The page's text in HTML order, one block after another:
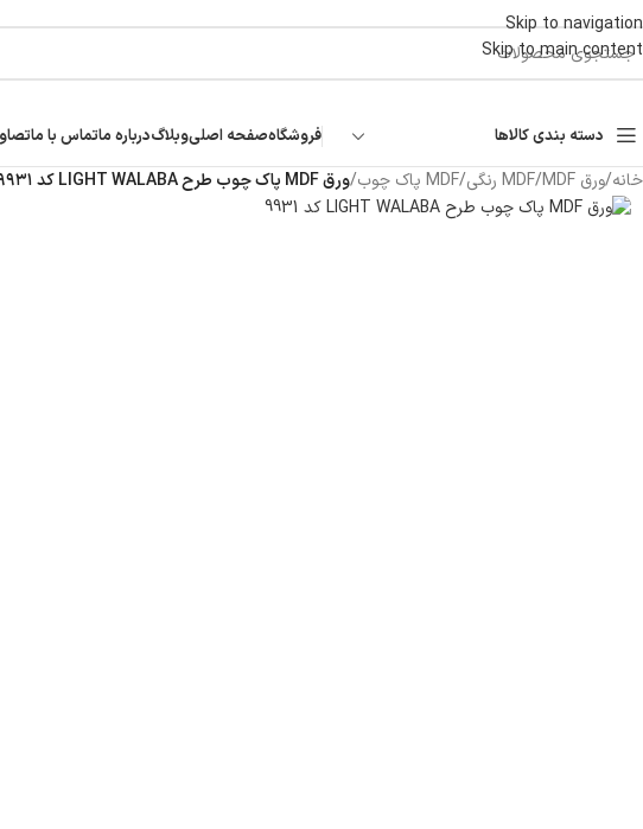
Skip to navigation
Skip to main content
دسته بندی کالاها فروشگاهصفحه اصلیوبلاگدرباره ماتماس با ما
خانه/ورق MDF /MDF رنگی /MDF پاک چوب /ورق MDF پاک چوب طرح LIGHT WALABA کد ۹۹۳۱ | برجسته ۱۶ میل